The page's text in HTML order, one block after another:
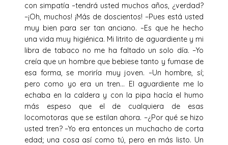
con simpatía –tendrá usted muchos años, ¿verdad?
–¡Oh, muchos! ¡Más de doscientos! –Pues está usted
muy bien para ser tan anciano. –Es que he hecho
una vida muy higiénica. Mi litrito de aguardiente y mi
libra de tabaco no me ha faltado un solo día. –Yo
creía que un hombre que bebiese tanto y fumase de
esa forma, se moriría muy joven. –Un hombre, sí;
pero como yo era un tren… El aguardiente me lo
echaba en la caldera y con la pipa hacía el humo
más espeso que el de cualquiera de esas
locomotoras que se estilan ahora. –¿Por qué se hizo
usted tren? –Yo era entonces un muchacho de corta
edad; una cosa así como tú, pero en más listo. Un